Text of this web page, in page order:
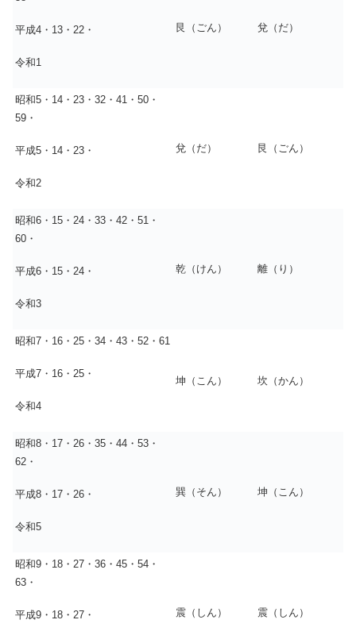
平成4・13・22・
令和1
艮（ごん） 兌（だ）
昭和5・14・23・32・41・50・
59・
平成5・14・23・
令和2
兌（だ） 艮（ごん）
昭和6・15・24・33・42・51・
60・
平成6・15・24・
令和3
乾（けん） 離（り）
昭和7・16・25・34・43・52・61
平成7・16・25・
令和4
坤（こん） 坎（かん）
昭和8・17・26・35・44・53・
62・
平成8・17・26・
令和5
巽（そん） 坤（こん）
昭和9・18・27・36・45・54・
63・
平成9・18・27・ 震（しん） 震（しん）